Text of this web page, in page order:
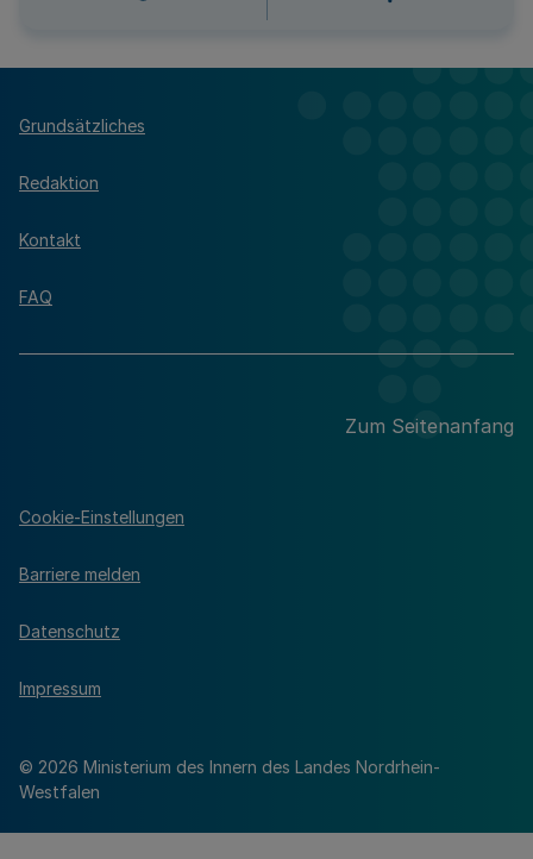
Grundsätzliches
Redaktion
Kontakt
FAQ
Zum Seitenanfang
© 2026 Ministerium des Innern des Landes Nordrhein-
Westfalen
Cookie-Einstellungen
Barriere melden
Datenschutz
Impressum